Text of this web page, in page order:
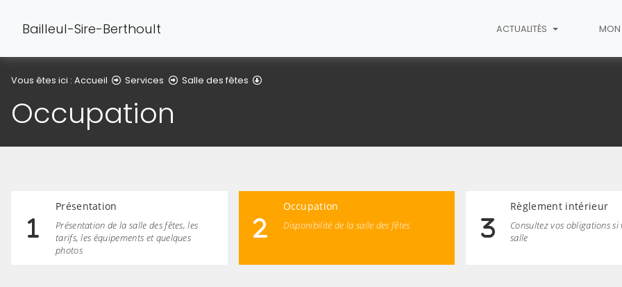
Bailleul-Sire-Berthoult ACTUALITÉS MON
Vous êtes ici : Accueil Services Salle des fêtes
Occupation
Présentation
Présentation de la salle des fêtes, les
tarifs, les équipements et quelques
photos
Occupation
Disponibilité de la salle des fêtes
Règlement intérieur
Consultez vos obligations si
salle